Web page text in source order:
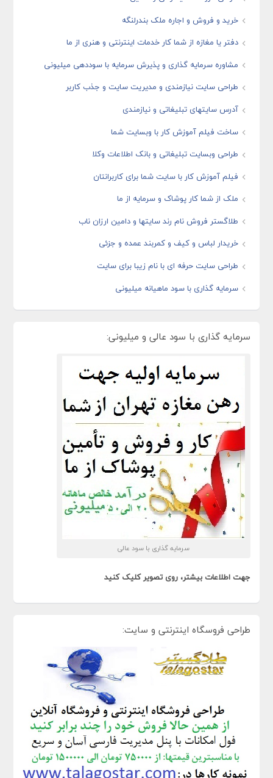
خرید و فروش و اجاره ملک بندرلنگه
دفتر یا مغازه از شما کار خدمات اینترنتی و هنری از ما
مشاوره سرمایه گذاری و پذیرش سرمایه با سوددهی میلیونی
طراحی سایت نیازمندی و مدیریت سایت و جذب کاربر
آدرس سایتهای تبلیغاتی و نیازمندی
ساخت فیلم آموزش کار با وبسایت شما
طراحی وبسایت تبلیغاتی و بانک اطلاعات وکلا
فیلم آموزش کار با سایت شما برای کاربرانتان
ملک از شما کار پوشاک و سرمایه از ما
طلاگستر فروش نام رند سایتها و دامین ارزان ناب
خریدار لباس و کیف و کمربند عمده و جزئی
طراحی سایت حرفه ای با نام زیبا برای سایت
سرمایه گذاری با سود ماهیانه میلیونی
سرمایه گذاری با سود عالی و میلیونی:
سرمایه گذاری با سود عالی
جهت اطلاعات بیشتر، روی تصویر کلیک کنید
طراحی فروسگاه اینترنتی و سایت: